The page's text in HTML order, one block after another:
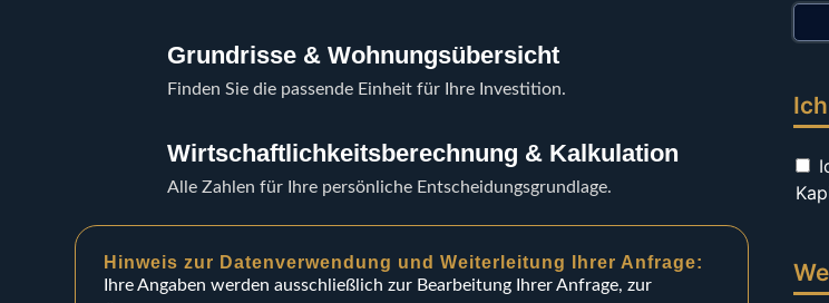
Grundrisse & Wohnungsübersicht
Finden Sie die passende Einheit für Ihre Investition.
Wirtschaftlichkeitsberechnung & Kalkulation
Alle Zahlen für Ihre persönliche Entscheidungsgrundlage.
Hinweis zur Datenverwendung und Weiterleitung Ihrer Anfrage:
Ihre Angaben werden ausschließlich zur Bearbeitung Ihrer Anfrage, zur